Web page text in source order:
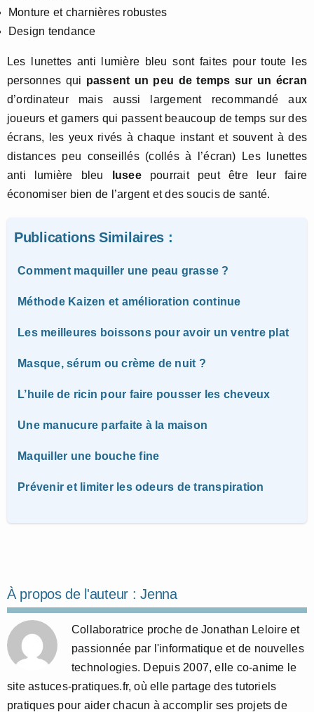
Monture et charnières robustes
Design tendance
Les lunettes anti lumière bleu sont faites pour toute les
personnes qui passent un peu de temps sur un écran
d’ordinateur mais aussi largement recommandé aux
joueurs et gamers qui passent beaucoup de temps sur des
écrans, les yeux rivés à chaque instant et souvent à des
distances peu conseillés (collés à l’écran) Les lunettes
anti lumière bleu
luseepourrait peut être leur faire
économiser bien de l’argent et des soucis de santé.
Publications Similaires :
Comment maquiller une peau grasse ?
Méthode Kaizen et amélioration continue
Les meilleures boissons pour avoir un ventre plat
Masque, sérum ou crème de nuit ?
L’huile de ricin pour faire pousser les cheveux
Une manucure parfaite à la maison
Maquiller une bouche fine
Prévenir et limiter les odeurs de transpiration
À propos de l'auteur :Jenna
Collaboratrice proche de Jonathan Leloire et
passionnée par l'informatique et de nouvelles
technologies. Depuis 2007, elle co-anime le
site astuces-pratiques.fr, où elle partage des tutoriels
pratiques pour aider chacun à accomplir ses projets de